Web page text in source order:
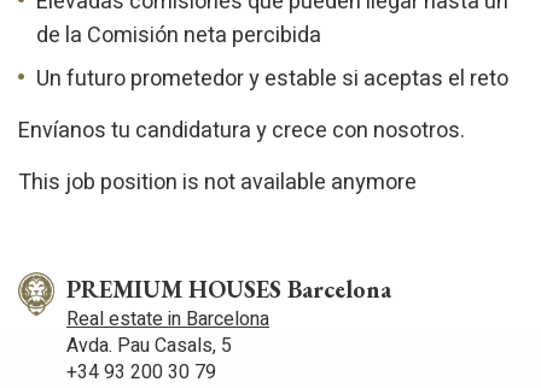
de la Comisión neta percibida
Un futuro prometedor y estable si aceptas el reto
Envíanos tu candidatura y crece con nosotros.
This job position is not available anymore
PREMIUM HOUSES Barcelona
Real estate in Barcelona
Avda. Pau Casals, 5
+34 93 200 30 79